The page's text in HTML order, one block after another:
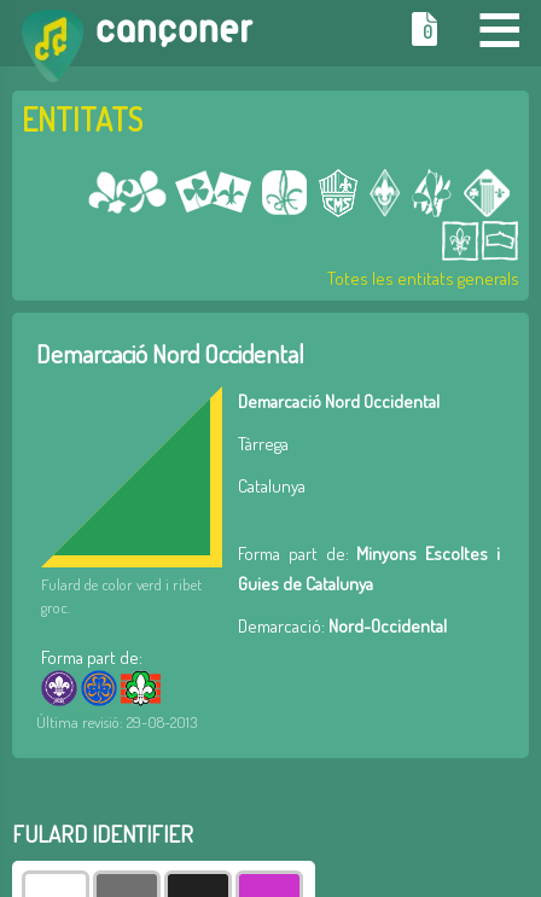
≡
0
ENTITATS
Totes les entitats generals
Demarcació Nord Occidental
Fulard de color verd i ribet
groc.
Forma part de:
Demarcació Nord Occidental
Tàrrega
Catalunya
Forma part de: Minyons Escoltes i
Guies de Catalunya
Demarcació: Nord-Occidental
Última revisió: 29-08-2013
FULARD IDENTIFIER